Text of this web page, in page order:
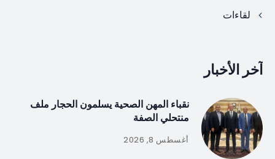
لقاءات
آخر الأخبار
نقباء المهن الصحية يسلمون الحجار ملف
منتحلي الصفة
أغسطس 8, 2026